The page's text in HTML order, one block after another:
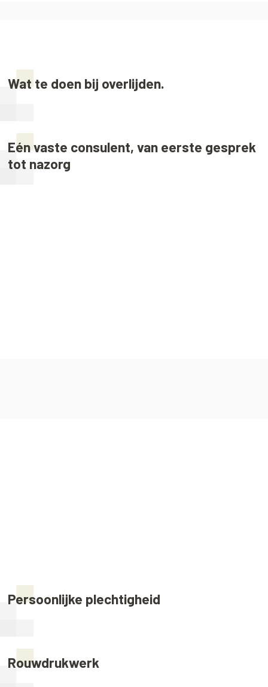
Wat te doen bij overlijden.
Eén vaste consulent, van eerste gesprek
tot nazorg
Persoonlijke plechtigheid
Rouwdrukwerk